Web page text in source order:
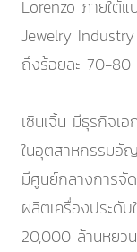
Lorenzo ภายใต้
Jewelry
ถึงร้อยละ 70-80
เซินเจิ้น มีธุรกิจเ
ในอุตสาหกรรมอั
มีศูนย์กลางการจั
ผลิตเครื่องประดับ
20,000 ล้านหยว